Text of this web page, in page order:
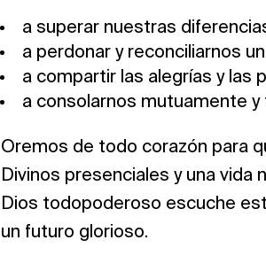
a superar nuestras
a perdonar y reconciliarnos
a compartir las alegrías y las
a consolarnos mutuamente y
Oremos de todo corazón para
Divinos presenciales y una vida
Dios todopoderoso escuche
un futuro glorioso.